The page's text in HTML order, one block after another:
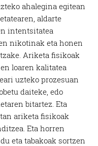
ahalegina egitean
aldarte
intentsitatea
nikotinak eta honen
Ariketa fisikoak
loaren kalitatea
uzteko prozesuan
daiteke, edo
bitartez. Eta
ariketa fisikoak
Eta horren
eta tabakoak sortzen